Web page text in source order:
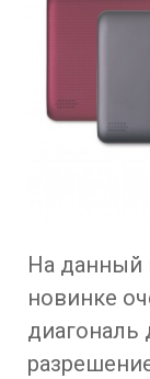
На данный
новинке
диагональ